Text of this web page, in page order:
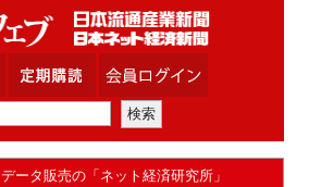
データ販売の「ネット経済研究所」